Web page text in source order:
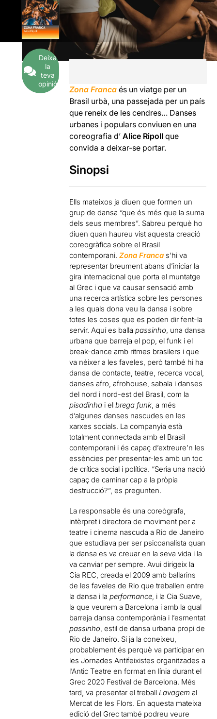
Deixa
la
teva
opinió
Zona Franca és un viatge per un
Brasil urbà, una passejada per un país
que reneix de les cendres… Danses
urbanes i populars conviuen en una
coreografia d’Alice Ripoll que
convida a deixar-se portar.
Sinopsi
Ells mateixos ja diuen que formen un
grup de dansa “que és més que la suma
dels seus membres”. Sabreu perquè ho
diuen quan haureu vist aquesta creació
coreogràfica sobre el Brasil
contemporani.Zona Franca s’hi va
representar breument abans d’iniciar la
gira internacional que porta el muntatge
al Grec i que va causar sensació amb
una recerca artística sobre les persones
a les quals dona veu la dansa i sobre
totes les coses que es poden dir fent-la
servir. Aquí es ballapassinho, una dansa
urbana que barreja el pop, el funk i el
break-dance amb ritmes brasilers i que
va néixer a les faveles, però també hi ha
dansa de contacte, teatre, recerca vocal,
danses afro, afrohouse, sabala i danses
del nord i nord-est del Brasil, com la
pisadinha i elbrega funk, a més
d’algunes danses nascudes en les
xarxes socials. La companyia està
totalment connectada amb el Brasil
contemporani i és capaç d’extreure’n les
essències per presentar-les amb un toc
de crítica social i política. “Seria una nació
capaç de caminar cap a la pròpia
destrucció?”, es pregunten.
La responsable és una coreògrafa,
intèrpret i directora de moviment per a
teatre i cinema nascuda a Rio de Janeiro
que estudiava per ser psicoanalista quan
la dansa es va creuar en la seva vida i la
va canviar per sempre. Avui dirigeix la
Cia REC, creada el 2009 amb ballarins
de les faveles de Rio que treballen entre
la dansa i laperformance, i la Cia Suave,
la que veurem a Barcelona i amb la qual
barreja dansa contemporània i l’esmentat
passinho, estil de dansa urbana propi de
Rio de Janeiro. Si ja la coneixeu,
probablement és perquè va participar en
les Jornades Antifeixistes organitzades a
l’Antic Teatre en format en línia durant el
Grec 2020 Festival de Barcelona. Més
tard, va presentar el treballLavagem al
Mercat de les Flors. En aquesta mateixa
edició del Grec també podreu veure